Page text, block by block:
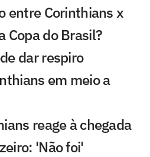
entre Corinthians x
Copa do Brasil?
dar respiro
em meio a
reage à chegada
'Não foi'